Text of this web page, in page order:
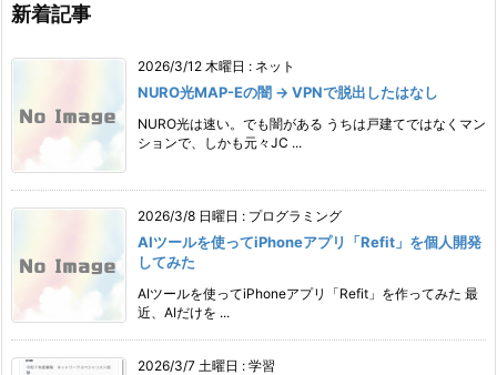
新着記事
2026/3/12 木曜日 : ネット
NURO光MAP-Eの闇 → VPNで脱出したはなし
NURO光は速い。でも闇がある うちは戸建てではなくマン
ションで、しかも元々JC ...
2026/3/8 日曜日 : プログラミング
AIツールを使ってiPhoneアプリ「Refit」を個人開発
してみた
AIツールを使ってiPhoneアプリ「Refit」を作ってみた 最
近、AIだけを ...
2026/3/7 土曜日 : 学習